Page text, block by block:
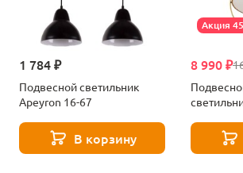
1 784 ₽
Подвесной светильник
Apeyron 16-67
В корзину
Акция
8 990 ₽